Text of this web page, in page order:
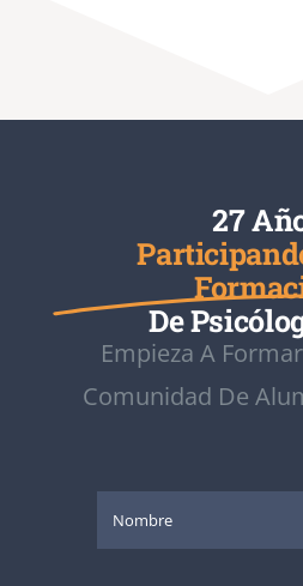
27
De
Empieza A
Comunidad De